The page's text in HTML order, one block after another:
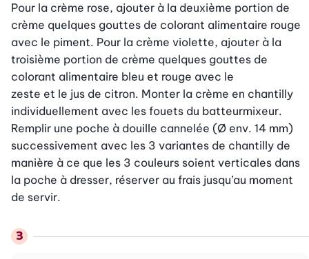
Pour la crème rose, ajouter à la deuxième portion de
crème quelques gouttes de colorant alimentaire rouge
avec le piment. Pour la crème violette, ajouter à la
troisième portion de crème quelques gouttes de
colorant alimentaire bleu et rouge avec le
zeste et le jus de citron. Monter la crème en chantilly
individuellement avec les fouets du batteurmixeur.
Remplir une poche à douille cannelée (Ø env. 14 mm)
successivement avec les 3 variantes de chantilly de
manière à ce que les 3 couleurs soient verticales dans
la poche à dresser, réserver au frais jusqu’au moment
de servir.